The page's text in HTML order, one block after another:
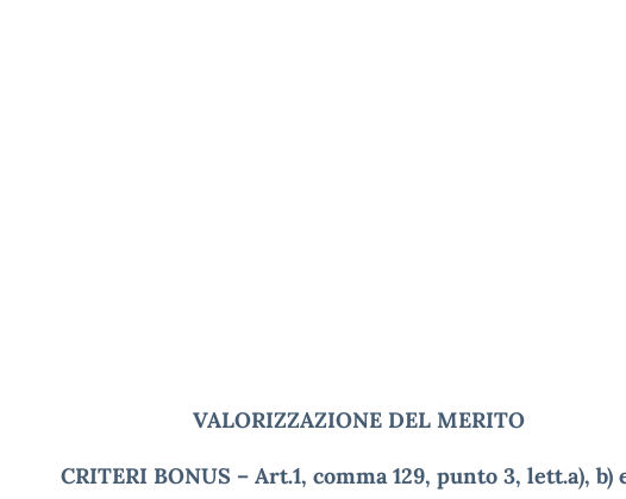
VALORIZZAZIONE DEL MERITO
CRITERI BONUS – Art.1, comma 129, punto 3, lett.a), b)